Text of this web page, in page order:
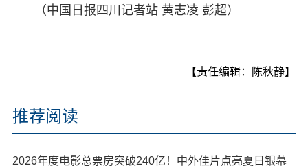
（中国日报四川记者站 黄志凌 彭超）
【责任编辑：陈秋静】
推荐阅读
2026年度电影总票房突破240亿！中外佳片点亮夏日银幕